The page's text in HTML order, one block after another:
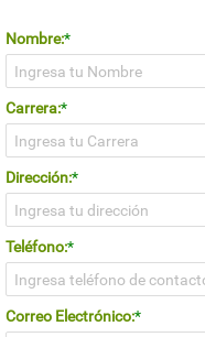
Nombre:*
Carrera:*
Dirección:*
Teléfono:*
Correo Electrónico:*